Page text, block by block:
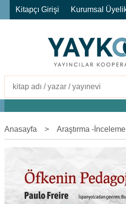
Kitapçı Girişi Kurumsal
Anasayfa > Araştırma -İnceleme